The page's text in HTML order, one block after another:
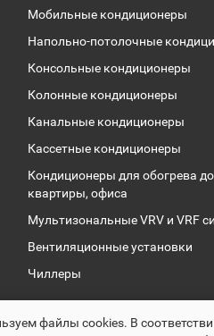
Мобильные кондиционеры
Напольно-потолочные
Консольные кондиционеры
Колонные кондиционеры
Канальные кондиционеры
Кассетные кондиционеры
Кондиционеры для обогрева
квартиры, офиса
Мультизональные VRV и VRF
Вентиляционные установки
Чиллеры
-cropas.by
файлы сookies. В